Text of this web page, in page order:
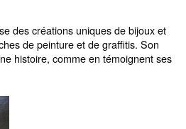
des créations uniques de bijoux et
de peinture et de graffitis. Son
histoire, comme en témoignent ses